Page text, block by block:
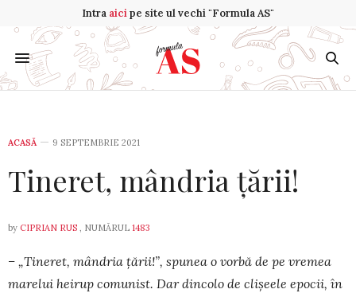
Intra aicipe site ul vechi "Formula AS"
ACASĂ 9 SEPTEMBRIE 2021
Tineret, mândria țării!
by CIPRIAN RUS , NUMĂRUL 1483
– „Tineret, mândria țării!”, spunea o vorbă de pe vremea
marelui heirup comunist. Dar dincolo de clișeele epocii, în